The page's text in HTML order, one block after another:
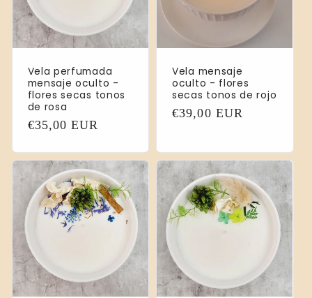
Vela perfumada
mensaje oculto -
flores secas tonos
de rosa
Precio
€35,00 EUR
Vela mensaje
oculto - flores
secas tonos de rojo
Precio
€39,00 EUR